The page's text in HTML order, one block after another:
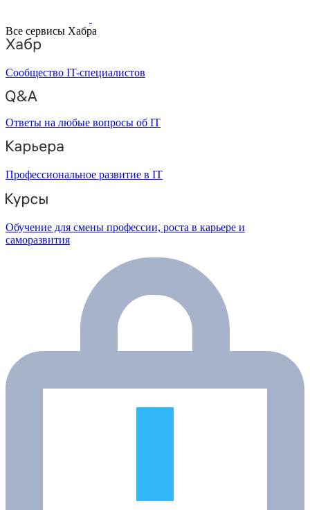
Все сервисы Хабра
Сообщество IT-специалистов
Ответы на любые вопросы об IT
Профессиональное развитие в IT
Обучение для смены профессии, роста в карьере и
саморазвития